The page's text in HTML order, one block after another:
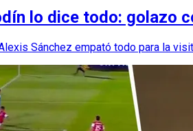
lo dice todo: golazo
Sánchez empató todo para la